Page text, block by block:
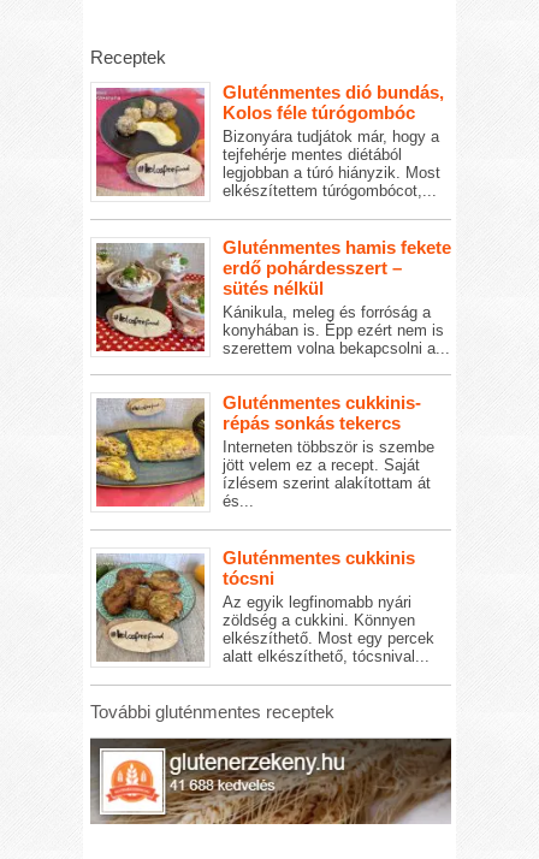
Receptek
Gluténmentes dió bundás,
Kolos féle túrógombóc
Bizonyára tudjátok már, hogy a
tejfehérje mentes diétából
legjobban a túró hiányzik. Most
elkészítettem túrógombócot,...
Gluténmentes hamis fekete
erdő pohárdesszert –
sütés nélkül
Kánikula, meleg és forróság a
konyhában is. Épp ezért nem is
szerettem volna bekapcsolni a...
Gluténmentes cukkinis-
répás sonkás tekercs
Interneten többször is szembe
jött velem ez a recept. Saját
ízlésem szerint alakítottam át
és...
Gluténmentes cukkinis
tócsni
Az egyik legfinomabb nyári
zöldség a cukkini. Könnyen
elkészíthető. Most egy percek
alatt elkészíthető, tócsnival...
További gluténmentes receptek